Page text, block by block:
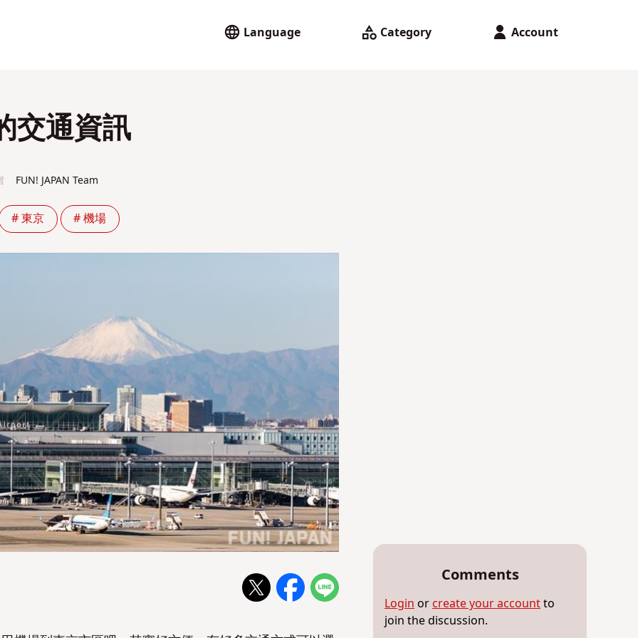
Language Category Account
交通資訊
FUN! JAPAN Team
# 東京 # 機場
Comments
Login or create your accountto
join the discussion.